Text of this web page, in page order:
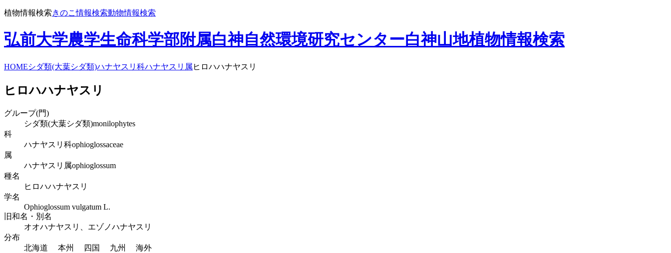
植物情報検索きのこ情報検索動物情報検索
弘前大学農学生命科学部附属白神自然環境研究センター白神山地植物情報検索
HOMEシダ類(大葉シダ類)ハナヤスリ科ハナヤスリ属 ヒロハハナヤスリ
ヒロハハナヤスリ
グループ(門)
シダ類(大葉シダ類)monilophytes
科
ハナヤスリ科ophioglossaceae
属
ハナヤスリ属ophioglossum
種名
ヒロハハナヤスリ
学名
Ophioglossum vulgatum L.
旧和名・別名
オオハナヤスリ、エゾノハナヤスリ
分布
北海道 本州 四国 九州 海外